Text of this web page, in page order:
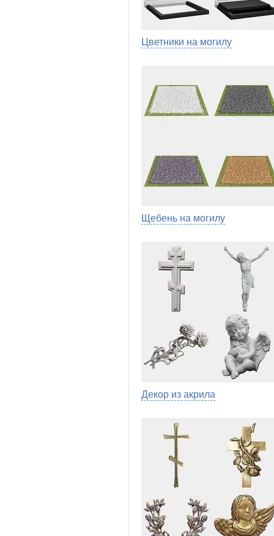
Цветники на могилу
Щебень на могилу
Декор из акрила